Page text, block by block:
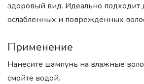
здоровый вид. Идеально подходит
ослабленных и поврежденных
Применение
Нанесите шампунь на влажные
смойте водой.